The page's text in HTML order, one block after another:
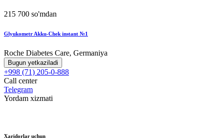
215 700 so'mdan
Glyukometr Akku-Chek instant №1
Roche Diabetes Care, Germaniya
Bugun yetkaziladi
+998 (71) 205-0-888
Call center
Telegram
Yordam xizmati
Xaridorlar uchun